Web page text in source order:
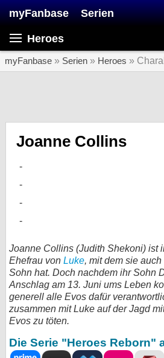
myFanbase Serien
Heroes
myFanbase » Serien » Heroes »
Joanne Collins
Joanne Collins (Judith Shekoni) ist
Ehefrau von Luke, mit dem sie
Sohn hat. Doch nachdem ihr Sohn
Anschlag am 13. Juni ums Leben
generell alle Evos dafür
zusammen mit Luke auf der Jagd
Evos zu töten.
Die Serie "Heroes Reborn"
SERIEN
Forum
bei X
bei
Kontakt